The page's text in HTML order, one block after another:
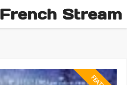
French Stream